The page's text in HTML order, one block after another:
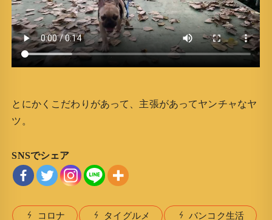
とにかくこだわりがあって、主張があってヤンチャなヤ
ツ。
SNSでシェア
コロナ タイグルメ バンコク生活